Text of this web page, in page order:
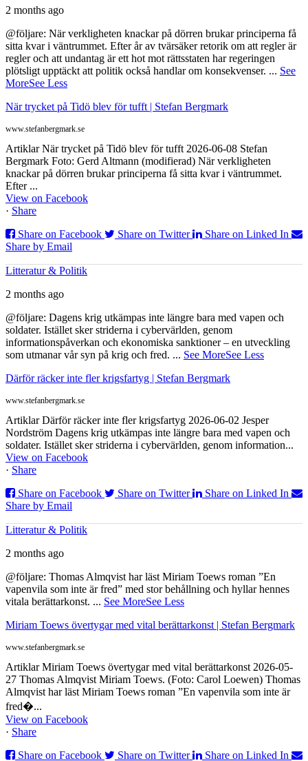
2 months ago
@följare: När verkligheten knackar på dörren brukar principerna få
sitta kvar i väntrummet. Efter år av tvärsäker retorik om att regler är
regler och att undantag är ett hot mot rättsstaten har regeringen
plötsligt upptäckt att politik också handlar om konsekvenser. ... See
MoreSee Less
När trycket på Tidö blev för tufft | Stefan Bergmark
www.stefanbergmark.se
Artiklar När trycket på Tidö blev för tufft 2026-06-08 Stefan
Bergmark Foto: Gerd Altmann (modifierad) När verkligheten
knackar på dörren brukar principerna få sitta kvar i väntrummet.
Efter ...
View on Facebook
· Share
Share on Facebook
Share on Twitter
Share on Linked In
Share by Email
Litteratur & Politik
2 months ago
@följare: Dagens krig utkämpas inte längre bara med vapen och
soldater. Istället sker striderna i cybervärlden, genom
informationspåverkan och ekonomiska sanktioner – en utveckling
som utmanar vår syn på krig och fred. ... See MoreSee Less
Därför räcker inte fler krigsfartyg | Stefan Bergmark
www.stefanbergmark.se
Artiklar Därför räcker inte fler krigsfartyg 2026-06-02 Jesper
Nordström Dagens krig utkämpas inte längre bara med vapen och
soldater. Istället sker striderna i cybervärlden, genom information...
View on Facebook
· Share
Share on Facebook
Share on Twitter
Share on Linked In
Share by Email
Litteratur & Politik
2 months ago
@följare: Thomas Almqvist har läst Miriam Toews roman ”En
vapenvila som inte är fred” med stor behållning och hyllar hennes
vitala berättarkonst. ... See MoreSee Less
Miriam Toews övertygar med vital berättarkonst | Stefan Bergmark
www.stefanbergmark.se
Artiklar Miriam Toews övertygar med vital berättarkonst 2026-05-
27 Thomas Almqvist Miriam Toews. (Foto: Carol Loewen) Thomas
Almqvist har läst Miriam Toews roman ”En vapenvila som inte är
fred�...
View on Facebook
· Share
Share on Facebook
Share on Twitter Share on Linked In